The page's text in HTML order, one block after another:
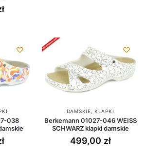
038
DAMSKIE,KLAPKI
Berkemann 01027-046 WEISS
SCHWARZ klapki damskie
499,00 zł